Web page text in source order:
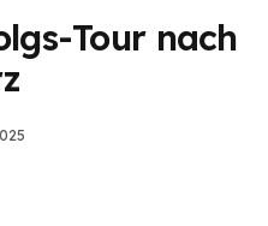
Tour nach